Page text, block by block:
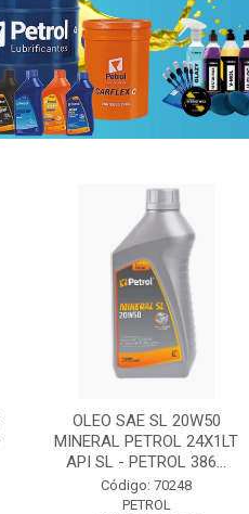
OLEO SAE SL 20W50
MINERAL PETROL 24X1LT
API SL - PETROL 386...
Código: 70248
PETROL